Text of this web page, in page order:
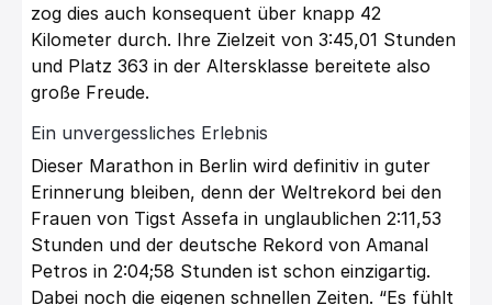
zog dies auch konsequent über knapp 42
Kilometer durch. Ihre Zielzeit von 3:45,01 Stunden
und Platz 363 in der Altersklasse bereitete also
große Freude.
Ein unvergessliches Erlebnis
Dieser Marathon in Berlin wird definitiv in guter
Erinnerung bleiben, denn der Weltrekord bei den
Frauen von Tigst Assefa in unglaublichen 2:11,53
Stunden und der deutsche Rekord von Amanal
Petros in 2:04;58 Stunden ist schon einzigartig.
Dabei noch die eigenen schnellen Zeiten. “Es fühlt